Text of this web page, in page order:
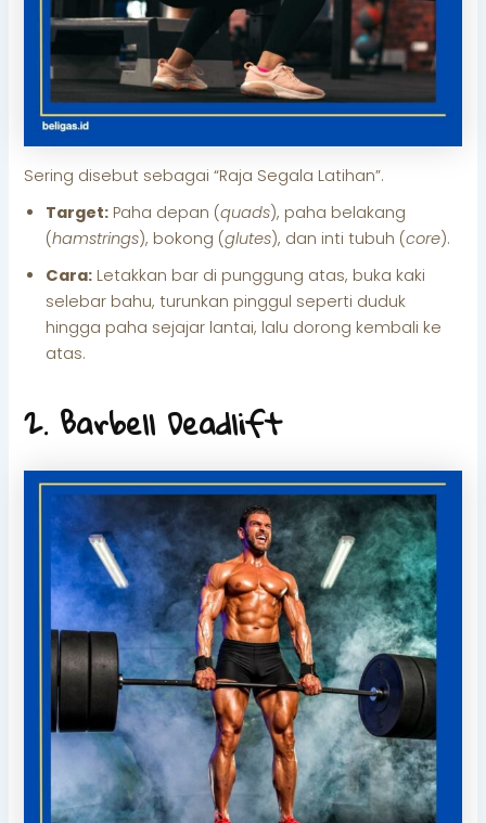
Sering disebut sebagai “Raja Segala Latihan”.
Target: Paha depan (quads), paha belakang
(hamstrings), bokong (glutes), dan inti tubuh (core).
Cara: Letakkan bar di punggung atas, buka kaki
selebar bahu, turunkan pinggul seperti duduk
hingga paha sejajar lantai, lalu dorong kembali ke
atas.
2. Barbell Deadlift